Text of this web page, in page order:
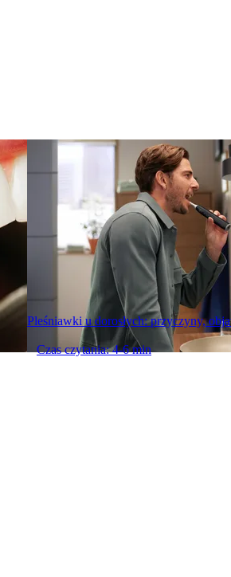
Pleśniawki u dorosłych: przyczyny,
Czas czytania: 4-6 min